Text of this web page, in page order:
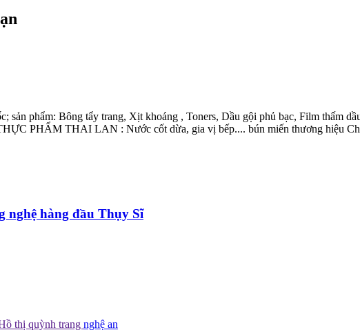
phẩm: Bông tẩy trang, Xịt khoáng , Toners, Dầu gội phủ bạc, Film thấm
PHẨM THAI LAN : Nước cốt dừa, gia vị bếp.... bún miến thương hiệu
nghệ hàng đầu Thụy Sĩ
thị quỳnh trang nghệ an